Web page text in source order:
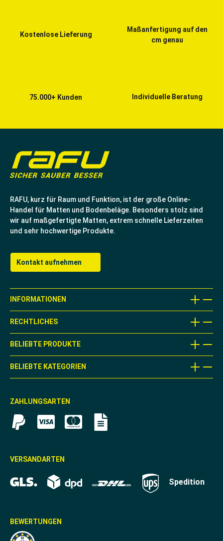
Kostenlose Lieferung
Maßanfertigung auf den
cm genau
75.000+ Kunden Individuelle Beratung
RAFU, kurz für Raum und Funktion, ist der große Online-
Handel für Matten und Bodenbeläge. Besonders stolz sind
wir auf maßgefertigte Matten, extrem schnelle Lieferzeiten
und sehr hochwertige Produkte.
Kontakt aufnehmen
INFORMATIONEN
BELIEBTE PRODUKTE
RECHTLICHES
BELIEBTE KATEGORIEN
ZAHLUNGSARTEN
VERSANDARTEN
Spedition
BEWERTUNGEN